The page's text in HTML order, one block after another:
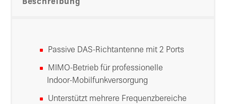
Beschreibung
Passive DAS-Richtantenne mit 2 Ports
MIMO-Betrieb für professionelle
Indoor-Mobilfunkversorgung
Unterstützt mehrere Frequenzbereiche